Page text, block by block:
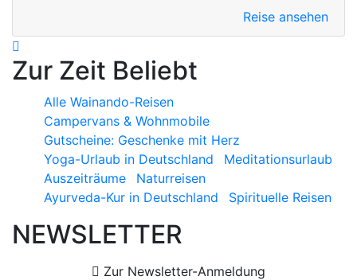
Reise ansehen
Zur Zeit Beliebt
Alle Wainando-Reisen
Campervans & Wohnmobile
Gutscheine: Geschenke mit Herz
Yoga-Urlaub in Deutschland
Meditationsurlaub
Auszeiträume
Naturreisen
Ayurveda-Kur in Deutschland
Spirituelle Reisen
NEWSLETTER
Zur Newsletter-Anmeldung